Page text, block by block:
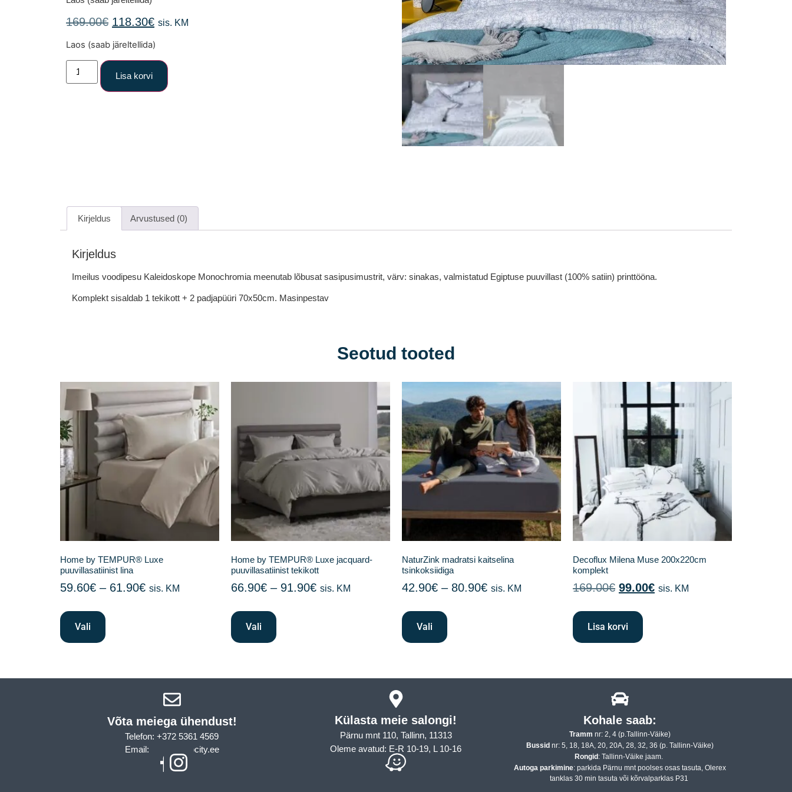
169.00€ 118.30€ sis. KM
Laos (saab järeltellida)
Lisa korvi
Kirjeldus Arvustused (0)
Kirjeldus
Imeilus voodipesu Kaleidoskope Monochromia meenutab lõbusat sasipusimustrit, värv: sinakas, valmistatud Egiptuse puuvillast (100% satiin) printtööna.
Komplekt sisaldab 1 tekikott + 2 padjapüüri 70x50cm. Masinpestav
Seotud tooted
Home by TEMPUR® Luxe
puuvillasatiinist lina
59.60€ – 61.90€ sis. KM
Vali
Home by TEMPUR® Luxe jacquard-
puuvillasatiinist tekikott
66.90€ – 91.90€ sis. KM
Vali
NaturZink madratsi kaitselina
tsinkoksiidiga
42.90€ – 80.90€ sis. KM
Vali
Decoflux Milena Muse 200x220cm
komplekt
169.00€ 99.00€ sis. KM
Lisa korvi
Võta meiega ühendust!​
Telefon: +372 5361 4569
Email: info@sleepcity.ee
Külasta meie salongi!
Pärnu mnt 110, Tallinn, 11313
Oleme avatud: E-R 10-19, L 10-16
Kohale saab:
Tramm nr: 2, 4 (p.Tallinn-Väike)
Bussidnr: 5, 18, 18A, 20, 20A, 28, 32, 36 (p. Tallinn-Väike)
Rongid: Tallinn-Väike jaam.
Autoga parkimine: parkida Pärnu mnt poolses osas tasuta, Olerex
tanklas 30 min tasuta või kõrvalparklas P31